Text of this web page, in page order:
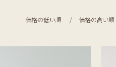
価格の低い順 価格の高い順